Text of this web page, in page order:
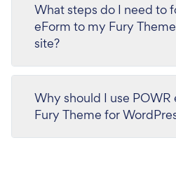
What steps do I need to
eForm to my Fury
site?
Why should I use POWR
Fury Theme for